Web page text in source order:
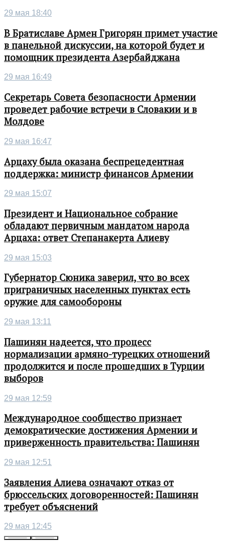
29 мая 18:40
В Братиславе Армен Григорян примет участие
в панельной дискуссии, на которой будет и
помощник президента Азербайджана
29 мая 16:49
Секретарь Совета безопасности Армении
проведет рабочие встречи в Словакии и в
Молдове
29 мая 16:47
Арцаху была оказана беспрецедентная
поддержка: министр финансов Армении
29 мая 15:07
Президент и Национальное собрание
обладают первичным мандатом народа
Арцаха: ответ Степанакерта Алиеву
29 мая 15:03
Губернатор Сюника заверил, что во всех
приграничных населенных пунктах есть
оружие для самообороны
29 мая 13:11
Пашинян надеется, что процесс
нормализации армяно-турецких отношений
продолжится и после прошедших в Турции
выборов
29 мая 12:59
Международное сообщество признает
демократические достижения Армении и
приверженность правительства: Пашинян
29 мая 12:51
Заявления Алиева означают отказ от
брюссельских договоренностей: Пашинян
требует объяснений
29 мая 12:45